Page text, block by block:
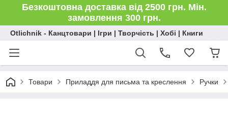
Безкоштовна доставка від 2500 грн. Мін.
замовлення 300 грн.
Otlichnik - Канцтовари | Ігри | Творчість | Хобі | Книги
Товари Приладдя для письма та креслення Ручки